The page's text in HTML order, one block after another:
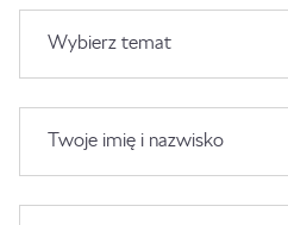
Wybierz temat
Twoje imię i nazwisko